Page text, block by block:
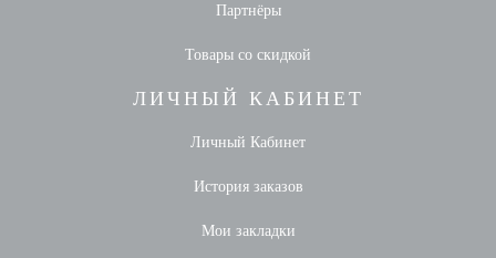
Партнёры
Товары со скидкой
ЛИЧНЫЙ КАБИНЕТ
Личный Кабинет
История заказов
Мои закладки